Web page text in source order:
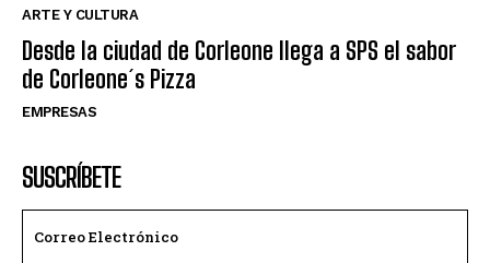
ARTE Y CULTURA
Desde la ciudad de Corleone llega a SPS el sabor
de Corleone´s Pizza
EMPRESAS
SUSCRÍBETE